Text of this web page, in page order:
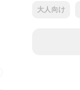
大人向け